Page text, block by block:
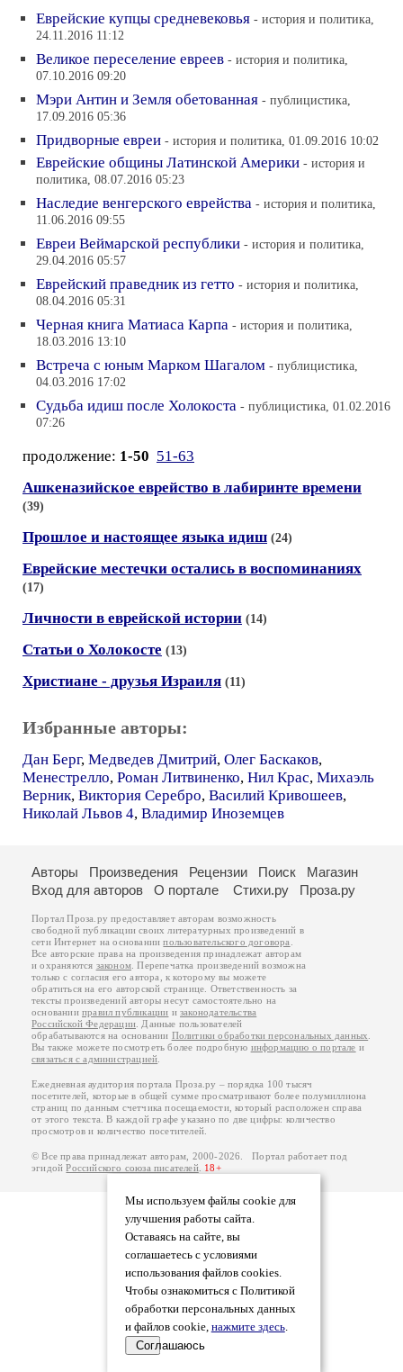
Еврейские купцы средневековья - история и политика,
24.11.2016 11:12
Великое переселение евреев - история и политика,
07.10.2016 09:20
Мэри Антин и Земля обетованная - публицистика,
17.09.2016 05:36
Придворные евреи - история и политика, 01.09.2016 10:02
Еврейские общины Латинской Америки - история и
политика, 08.07.2016 05:23
Наследие венгерского еврейства - история и политика,
11.06.2016 09:55
Евреи Веймарской республики - история и политика,
29.04.2016 05:57
Еврейский праведник из гетто - история и политика,
08.04.2016 05:31
Черная книга Матиаса Карпа - история и политика,
18.03.2016 13:10
Встреча с юным Марком Шагалом - публицистика,
04.03.2016 17:02
Судьба идиш после Холокоста - публицистика, 01.02.2016
07:26
продолжение: 1-50 51-63
Ашкеназийское еврейство в лабиринте времени
(39)
Прошлое и настоящее языка идиш (24)
Еврейские местечки остались в воспоминаниях
(17)
Личности в еврейской истории (14)
Статьи о Холокосте (13)
Христиане - друзья Израиля (11)
Избранные авторы:
Дан Берг, Медведев Дмитрий, Олег Баскаков,
Менестрелло, Роман Литвиненко, Нил Крас, Михаэль
Верник, Виктория Серебро, Василий Кривошеев,
Николай Львов 4, Владимир Иноземцев
Мы используем файлы cookie для
улучшения работы сайта.
Оставаясь на сайте, вы
соглашаетесь с условиями
использования файлов cookies.
Чтобы ознакомиться с Политикой
обработки персональных данных
и файлов cookie, нажмите здесь.
Соглашаюсь
Авторы Произведения Рецензии Поиск
Магазин
Вход для авторов
О портале Стихи.ру Проза.ру
Портал Проза.ру предоставляет авторам возможность
свободной публикации своих литературных произведений в
сети Интернет на основаниипользовательского договора
Все авторские права на произведения принадлежат авторам
и охраняются законом . Перепечатка произведений возможна
только с согласия его автора, к которому вы можете
обратиться на его авторской странице. Ответственность за
тексты произведений авторы несут самостоятельно на
основанииправил публикации изаконодательства
Российской Федерации . Данные пользователей
обрабатываются на основании Политики обработки персональных данных
Вы также можете посмотреть более подробную информацию о портале и
связаться с администрацией
Ежедневная аудитория портала Проза.ру – порядка 100 тысяч
посетителей, которые в общей сумме просматривают более полумиллиона
страниц по данным счетчика посещаемости, который расположен справа
от этого текста. В каждой графе указано по две цифры: количество
просмотров и количество посетителей.
© Все права принадлежат авторам, 2000-2026. Портал работает под
эгидойРоссийского союза писателей. 18+